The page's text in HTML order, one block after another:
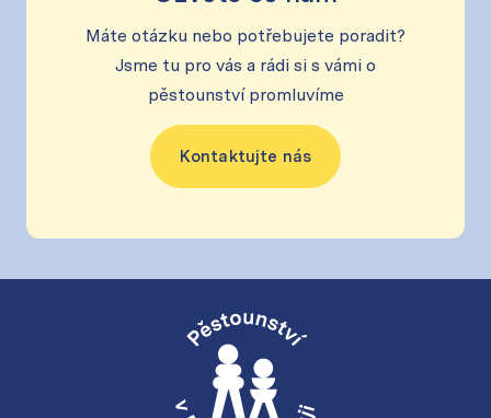
Máte otázku nebo potřebujete poradit?
Jsme tu pro vás a rádi si s vámi o
pěstounství promluvíme
Kontaktujte nás